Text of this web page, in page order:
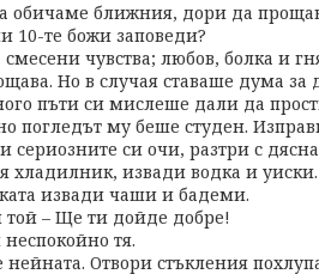
обичаме ближния, дори да
10-те божи заповеди?
чувства; любов, болка и
Но в случая ставаше дума за
пъти си мислеше дали да
погледът му беше студен.
сериозните си очи, разтри с
хладилник, извади водка и
извади чаши и бадеми.
– Ще ти дойде добре!
тя.
Отвори стъкления